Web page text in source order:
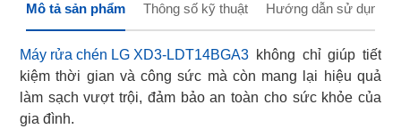
Mô tả sản phẩm Thông số kỹ thuật Hướng dẫn sử dụng
Máy rửa chén LG XD3-LDT14BGA3 không chỉ giúp tiết
kiệm thời gian và công sức mà còn mang lại hiệu quả
làm sạch vượt trội, đảm bảo an toàn cho sức khỏe của
gia đình.